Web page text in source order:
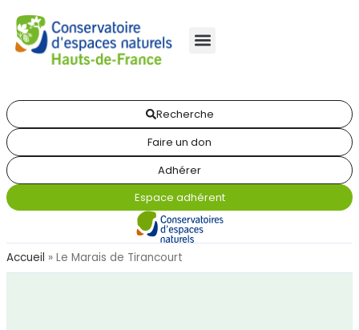
Recherche
Faire un don
Adhérer
Espace adhérent
Accueil » Le Marais de Tirancourt